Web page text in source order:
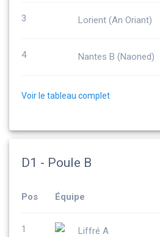
3 Lorient (An Oriant)
4 Nantes B (Naoned)
Voir le tableau complet
D1 - Poule B
Pos Équipe
1
Liffré A